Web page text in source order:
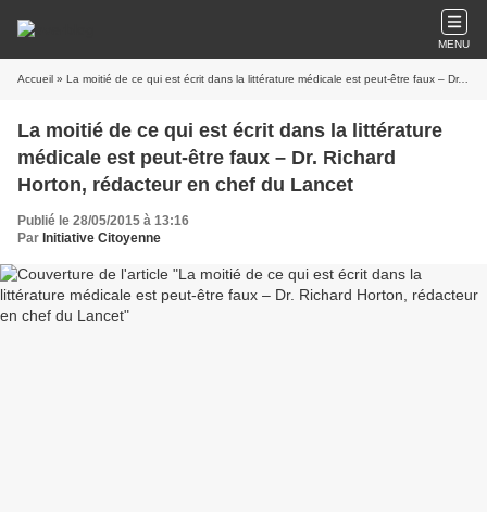
MENU
Accueil » La moitié de ce qui est écrit dans la littérature médicale est peut-être faux – Dr. Richard Horton, rédacteur en chef du Lancet
La moitié de ce qui est écrit dans la littérature
médicale est peut-être faux – Dr. Richard
Horton, rédacteur en chef du Lancet
Publié le 28/05/2015 à 13:16
Par Initiative Citoyenne